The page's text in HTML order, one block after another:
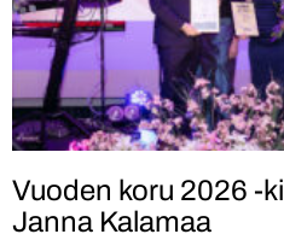
Vuoden koru 2026 -
Janna Kalamaa